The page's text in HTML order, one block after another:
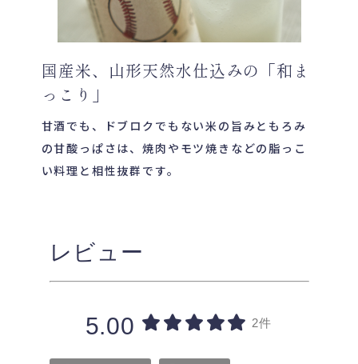
国産米、山形天然水仕込みの「和ま
っこり」
甘酒でも、ドブロクでもない米の旨みともろみ
の甘酸っぱさは、焼肉やモツ焼きなどの脂っこ
い料理と相性抜群です。
レビュー
5.00 2件